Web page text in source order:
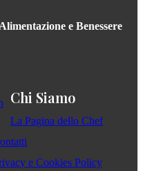
e Benessere
Chi Siamo
La Pagina dello Chef
e Cookies Policy